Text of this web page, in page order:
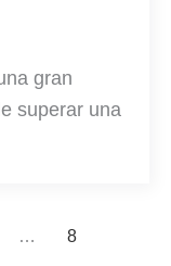
gran
superar una
… 8